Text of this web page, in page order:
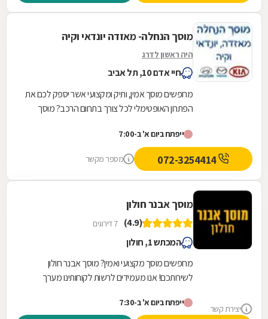
מוסך הנחלה- מאזדה יונדאי וקיה
היה ראשון לדרג
חיי אדם 10, תל אביב
מחפשים מוסך אמין, ותיק ומקצועי אשר יספק לכם את
הפתרון האופטימלי לכל צורך בתחום הרכב? מוסך
קיה...ייפתח ביום א' ב-7:00
072-3254414 מספר מקשר
יצירת קשר
מוסך אבנר חולון
(4.9) 7 דירוגים
המכתש 1, חולון
מחפשים מוסך מקצועי ואמין? מוסך אבנר חולון
לשירותכם! אנו מעמידים לרשות לקוחותינו מערך
שנות...ייפתח ביום א' ב-7:30